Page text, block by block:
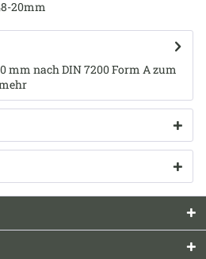
20mm
mm nach DIN 7200 Form A zum